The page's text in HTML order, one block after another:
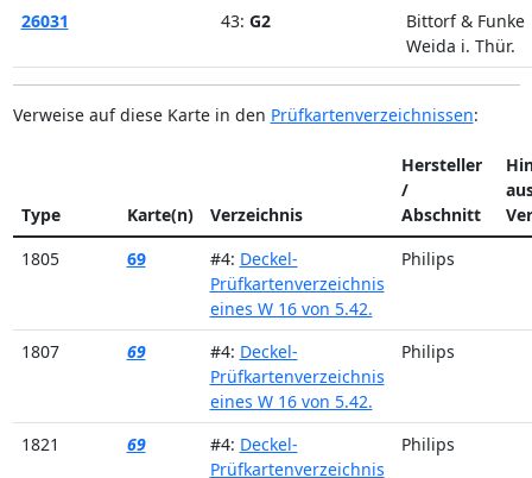
26031 43: G2
Bittorf & Funke
Weida i. Thür.
Verweise auf diese Karte in den Prüfkartenverzeichnissen:
Type Karte(n) Verzeichnis
Hersteller
/
Abschnitt
1805
69 #4: Deckel-
Prüfkartenverzeichnis
eines W 16 von 5.42.
Philips
1807 69 #4: Deckel-
Prüfkartenverzeichnis
eines W 16 von 5.42.
Philips
1821 69 #4: Deckel-
Prüfkartenverzeichnis
Philips